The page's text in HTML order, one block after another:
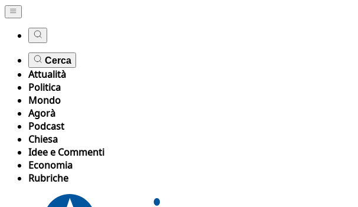
Cerca
Attualità
Politica
Mondo
Agorà
Podcast
Chiesa
Idee e Commenti
Economia
Rubriche